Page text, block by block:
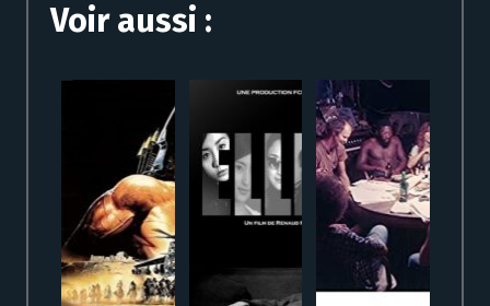
Voir aussi :